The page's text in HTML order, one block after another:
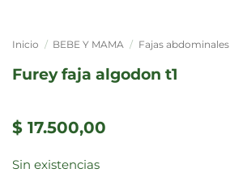
Inicio / BEBE Y MAMA / Fajas abdominales
furey faja algodon t1
$ 17.500,00
Sin existencias